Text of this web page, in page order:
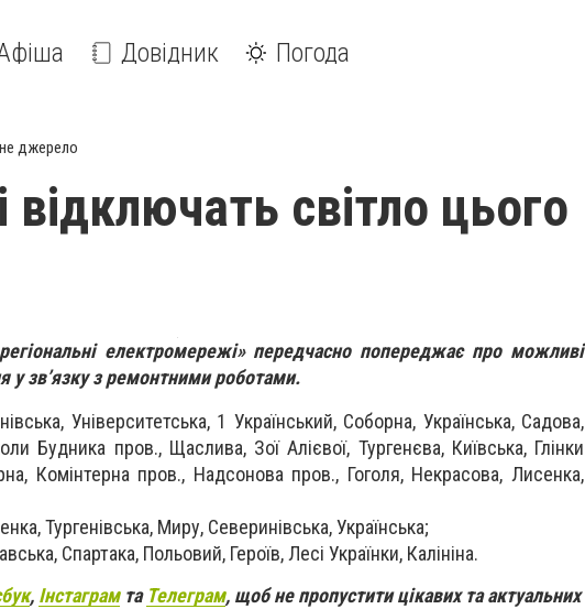
Довідник Погода
джерело
відключать світло цього
електромережі» передчасно попереджає про можливі
у зв’язку з ремонтними роботами.
Університетська, 1 Український, Соборна, Українська, Садова,
Будника пров., Щаслива, Зої Алієвої, Тургенєва, Київська, Глінки
Комінтерна пров., Надсонова пров., Гоголя, Некрасова, Лисенка,
Тургенівська, Миру, Северинівська, Українська;
Спартака, Польовий, Героїв, Лесі Українки, Калініна.
, Інстаграмта Телеграм, щоб не пропустити цікавих та актуальних